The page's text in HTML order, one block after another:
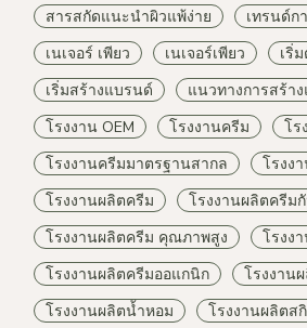
สารสกัดแนะนำผิวแพ้ง่าย
เทรนด์ก
เนเจอร์ เพียว
เนเจอร์เพียว
เริ่
เริ่มสร้างแบรนด์
แนวทางการสร้า
โรงงาน OEM
โรงงานครีม
โร
โรงงานครีมมาตรฐานสากล
โรงง
โรงงานผลิตครีม
โรงงานผลิตครีม
โรงงานผลิตครีม คุณภาพสูง
โรงง
โรงงานผลิตครีมออแกนิก
โรงงาน
โรงงานผลิตน้ำหอม
โรงงานผลิตส